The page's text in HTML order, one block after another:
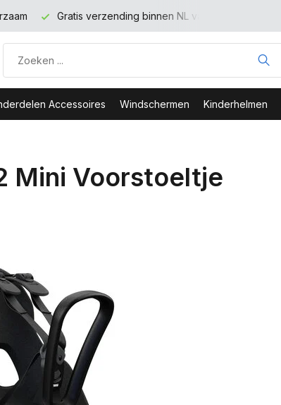
euro Veilig Bestellen - Webshop Keurmerk
Accessoires Windschermen Kinderhelmen
Mini Voorstoeltje